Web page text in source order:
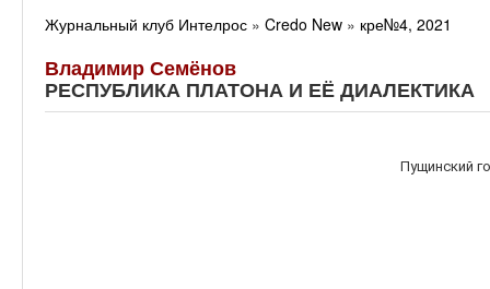
Журнальный клуб Интелрос » Credo New » кре№4, 2021
Владимир Семёнов
РЕСПУБЛИКА ПЛАТОНА И ЕЁ ДИАЛЕКТИКА
Пущинский